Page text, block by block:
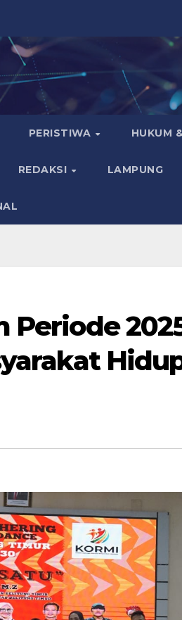
PERISTIWA HUKUM
REDAKSI LAMPUNG